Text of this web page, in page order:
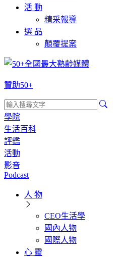
活 動
精采報導
選 品
顛覆提案
贊助50+
學院
生活百科
評鑑
活動
影音
Podcast
人 物
CEO生活學
國內人物
國際人物
心 靈